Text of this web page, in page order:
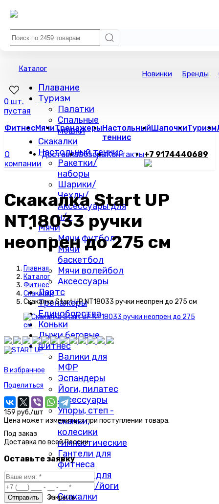
Каталог
Плавание
Туризм
Палатки
Спальные
мешки
Скакалки
Настольный теннис
Ракетки/
наборы
Шарики/
Чехлы/
Аксессуары для
н/т
Мячи
Мячи футбол
Мячи
баскетбол
Мячи волейбол
Аксессуары
Дартс
Тренажеры
Единоборства
Коньки
Лыжи беговые
Фитнес
Валики для
МФР
Эспандеры
Йоги, пилатес
аксессуары
Упоры, степ -
скамьи,
колесики
гимнастические
Гантели для
фитнеса
Коврики для
фитнеса/йоги
Скакалки
Новинки Бренды
0 шт.
пустая
ФитнесМячиТренажерыНастольный
теннис
ШапочкиТуризм
О
компании
ДоставкаОбзорыКонтакты+7 9174440689
Скакалка Start UP
NT18033 ручки
неопрен до 275 см
Главная
Каталог
Фитнес
Скакалки
Скакалка Start UP NT18033 ручки неопрен до 275 см
В избранное
Поделиться
159 руб./шт
Цена может измениться при поступлении товара.
Под заказ
Доставка по всей России
Оставьте заявку
Закрыть